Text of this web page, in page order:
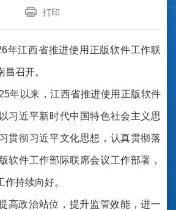
打印
年江西省推进使用正版软件工作联
召开。
年以来，江西省推进使用正版软件
习近平新时代中国特色社会主义思
贯彻习近平文化思想，认真贯彻落
软件工作部际联席会议工作部署，
持续向好。
高政治站位，提升监管效能，进一